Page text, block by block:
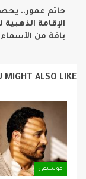
حاتم عمور..
الإقامة الذهبية
باقة من الأسماء
MIGHT ALSO LIKE
موسيقى